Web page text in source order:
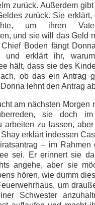
zurück. Außerdem
zurück. Sie erklärt,
um ihren
und sie will das Geld
Chief Boden fängt
und erklärt ihr,
hält, dass sie des
ob das ein Antrag
lehnt den Antrag
am nächsten Morgen
sie doch
arbeiten zu lassen,
erklärt indessen
– im Rahmen
sei. Er erinnert sie
angehe, aber sie
hören, wie dumm
um
Schwester